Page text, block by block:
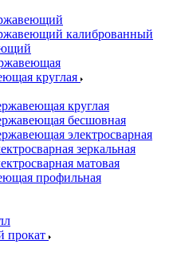
калиброванный
круглая
круглая
бесшовная
электросварная
зеркальная
матовая
профильная
прокат